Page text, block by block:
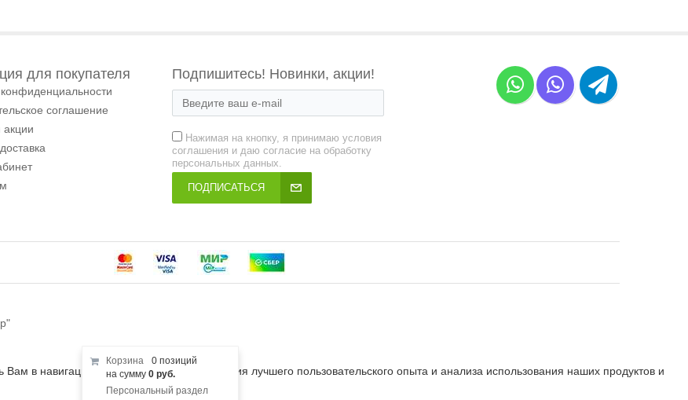
для покупателя
соглашение
акции
Подпишитесь! Новинки, акции!
Нажимая на кнопку, я принимаю условия
соглашения и даю согласие на обработку
персональных данных.
ПОДПИСАТЬСЯ
Корзина
0 позиций
на сумму 0 руб.
Персональный раздел
в навигации, а также для предоставления лучшего пользовательского опыта и анализа использования наших продуктов и